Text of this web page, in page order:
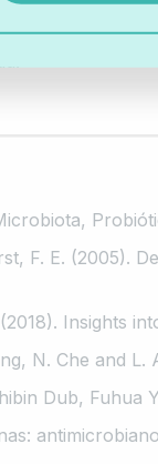
los
F. E.
Insights
N. Che and
Dub,